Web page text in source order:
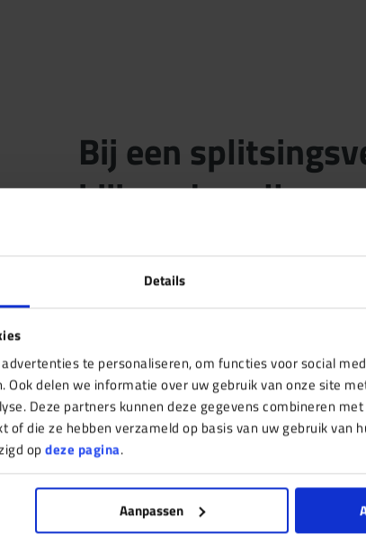
Details
te personaliseren, om functies voor social
Ook delen we informatie over uw gebruik van onze site
Deze partners kunnen deze gegevens combineren
die ze hebben verzameld op basis van uw gebruik van
opdeze pagina.
Aanpassen
Bij een
kijken dan alleen
dat je aanvraag
klopt, dat
Sebas Reinmann
Bouwkundig inspecteur